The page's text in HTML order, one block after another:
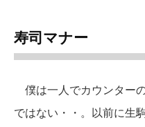
寿司マナー
僕は一人でカウンター
ではない・・。以前に生